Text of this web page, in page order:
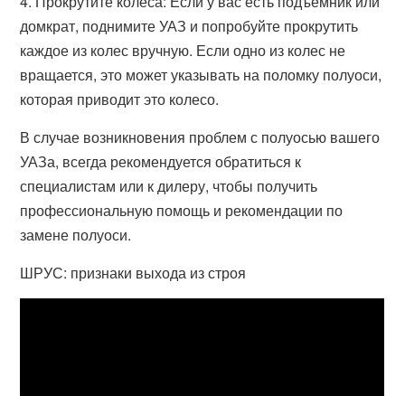
домкрат, поднимите УАЗ и попробуйте прокрутить
каждое из колес вручную. Если одно из колес не
вращается, это может указывать на поломку полуоси,
которая приводит это колесо.
В случае возникновения проблем с полуосью вашего
УАЗа, всегда рекомендуется обратиться к
специалистам или к дилеру, чтобы получить
профессиональную помощь и рекомендации по
замене полуоси.
ШРУС: признаки выхода из строя